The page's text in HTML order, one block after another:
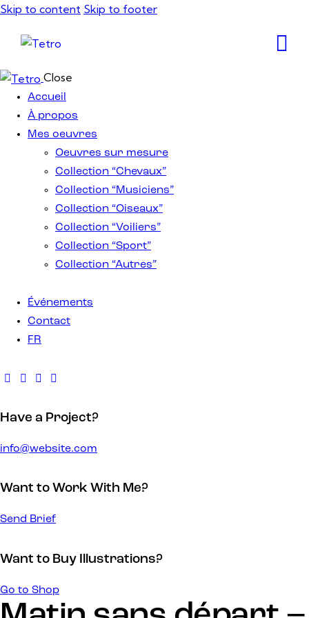
Skip to content Skip to footer
Close
Accueil
À propos
Mes oeuvres
Oeuvres sur mesure
Collection “Chevaux”
Collection “Musiciens”
Collection “Oiseaux”
Collection “Voiliers”
Collection “Sport”
Collection “Autres”
Événements
Contact
FR
Have a Project?
info@website.com
Want to Work With Me?
Send Brief
Want to Buy Illustrations?
Go to Shop